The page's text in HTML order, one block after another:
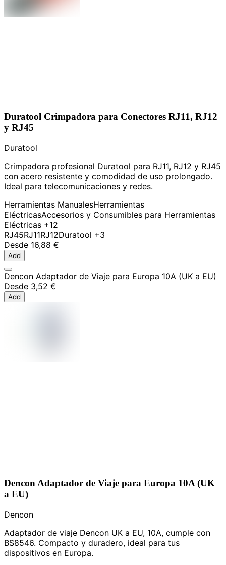
Duratool Crimpadora para Conectores RJ11, RJ12
y RJ45
Duratool
Crimpadora profesional Duratool para RJ11, RJ12 y RJ45
con acero resistente y comodidad de uso prolongado.
Ideal para telecomunicaciones y redes.
Herramientas ManualesHerramientas
EléctricasAccesorios y Consumibles para Herramientas
Eléctricas +12
RJ45RJ11RJ12Duratool +3
Desde 16,88 €
Add
Dencon Adaptador de Viaje para Europa 10A (UK a EU)
Desde 3,52 €
Add
Dencon Adaptador de Viaje para Europa 10A (UK
a EU)
Dencon
Adaptador de viaje Dencon UK a EU, 10A, cumple con
BS8546. Compacto y duradero, ideal para tus
dispositivos en Europa.